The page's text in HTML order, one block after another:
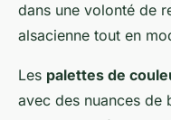
dans une volonté de
alsacienne tout en
Les palettes de
avec des nuances de